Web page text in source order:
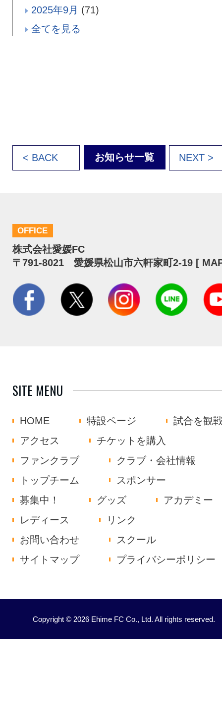
2025年9月 (71)
全てを見る
< BACK お知らせ一覧 NEXT >
OFFICE
株式会社愛媛FC
〒791-8021 愛媛県松山市六軒家町2-19 [
SITE MENU
HOME 特設ページ
試合を観
アクセス
チケットを購入
ファンクラブ
クラブ・会社情報
トップチーム
スポンサー
募集中！
グッズ
アカデミー
レディース
リンク
お問い合わせ
スクール
サイトマップ
プライバシーポリシー
Copyright © 2026 Ehime FC Co., Ltd. All rights reserved.